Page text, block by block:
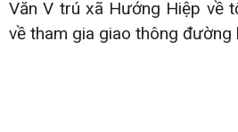
Văn V trú xã Hướng Hiệp về
về tham gia giao thông đường